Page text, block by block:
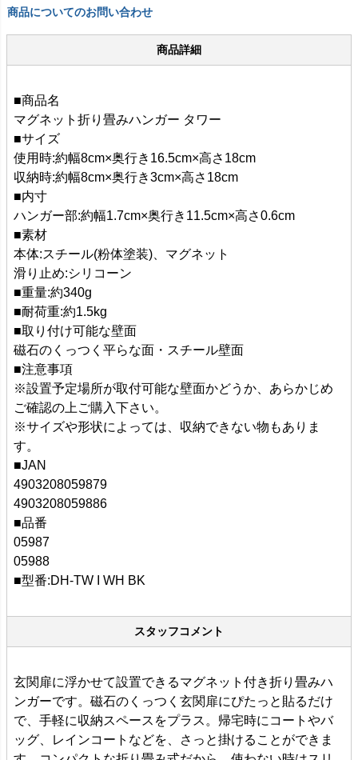
商品についてのお問い合わせ
商品詳細
■商品名
マグネット折り畳みハンガー タワー
■サイズ
使用時:約幅8cm×奥行き16.5cm×高さ18cm
収納時:約幅8cm×奥行き3cm×高さ18cm
■内寸
ハンガー部:約幅1.7cm×奥行き11.5cm×高さ0.6cm
■素材
本体:スチール(粉体塗装)、マグネット
滑り止め:シリコーン
■重量:約340g
■耐荷重:約1.5kg
■取り付け可能な壁面
磁石のくっつく平らな面・スチール壁面
■注意事項
※設置予定場所が取付可能な壁面かどうか、あらかじめ
ご確認の上ご購入下さい。
※サイズや形状によっては、収納できない物もありま
す。
■JAN
4903208059879
4903208059886
■品番
05987
05988
■型番:DH-TW I WH BK
スタッフコメント
玄関扉に浮かせて設置できるマグネット付き折り畳みハ
ンガーです。磁石のくっつく玄関扉にぴたっと貼るだけ
で、手軽に収納スペースをプラス。帰宅時にコートやバ
ッグ、レインコートなどを、さっと掛けることができま